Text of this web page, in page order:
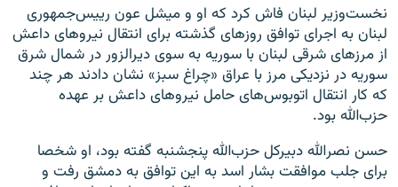
نخست‌وزیر لبنان فاش کرد که او و میشل عون رییس‌جمهوری
لبنان به اجرای توافق روزهای گذشته برای انتقال نیروهای داعش
از مرزهای شرقی لبنان با سوریه به سوی دیرالزور در شمال شرق
سوریه در نزدیکی مرز با عراق «چراغ سبز» نشان دادند هر چند
که کار انتقال اتوبوس‌های حامل نیروهای داعش بر عهده
حزب‌الله بود.
حسن نصرالله دبیرکل حزب‌الله پنجشنبه گفته بود، او شخصا
برای جلب موافقت بشار اسد به این توافق به دمشق رفت و